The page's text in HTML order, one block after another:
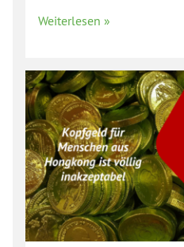
Weiterlesen »